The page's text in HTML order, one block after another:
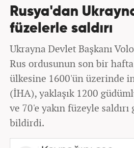
Rusya'dan
füzelerle saldırı
Ukrayna Devlet Başkanı
Rus ordusunun son bir
ülkesine 1600'ün üzerinde
(İHA), yaklaşık 1200
ve 70'e yakın füzeyle
bildirdi.